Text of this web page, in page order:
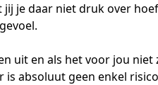
je daar niet druk over
uit en als het voor jou
absoluut geen enkel